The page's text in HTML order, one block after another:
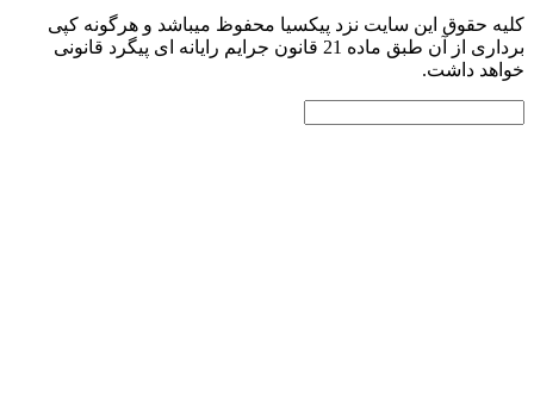
حقوق این سایت نزد پیکسیا محفوظ میباشد و هرگونه کپی
برداری از آن طبق ماده 21 قانون جرایم رایانه ای پیگرد قانونی
داشت.